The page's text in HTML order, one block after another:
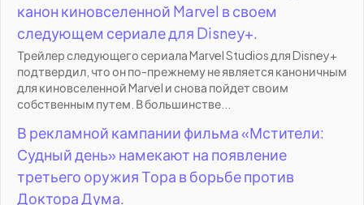
канон киновселенной Marvel в своем
следующем сериале для Disney+.
Трейлер следующего сериала Marvel Studios для Disney+
подтвердил, что он по-прежнему не является каноничным
для киновселенной Marvel и снова пойдет своим
собственным путем. В большинстве...
В рекламной кампании фильма «Мстители:
Судный день» намекают на появление
третьего оружия Тора в борьбе против
Доктора Дума.